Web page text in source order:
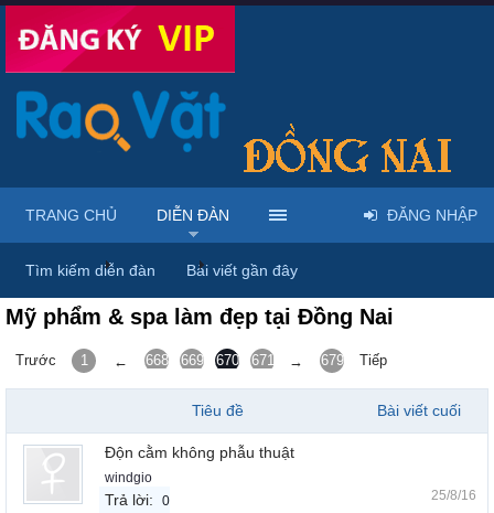
Trang chủ Diễn đàn Thời trang - Phụ kiện - Trang sức -
Mỹ phẩm & spa làm đẹp tại Đồng Nai
Trước 1 ← 668 669 670 671 672
→ 679 Tiếp
Tiêu đề Bài viết cuối
Độn cằm không phẫu thuật
windgio
Trả lời: 0 25/8/16
TRANG CHỦ DIỄN ĐÀN
Tìm kiếm diễn đàn Bài viết gần đây
ĐĂNG NHẬP